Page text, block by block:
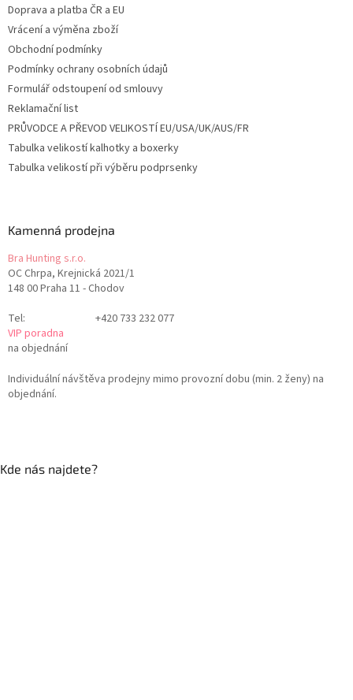
Doprava a platba ČR a EU
Vrácení a výměna zboží
Obchodní podmínky
Podmínky ochrany osobních údajů
Formulář odstoupení od smlouvy
Reklamační list
PRŮVODCE A PŘEVOD VELIKOSTÍ EU/USA/UK/AUS/FR
Tabulka velikostí kalhotky a boxerky
Tabulka velikostí při výběru podprsenky
Kamenná prodejna
Bra Hunting s.r.o.
OC Chrpa, Krejnická 2021/1
148 00 Praha 11 - Chodov
Tel:
+420 733 232 077
VIP poradna
na objednání
Individuální návštěva prodejny mimo provozní dobu (min. 2 ženy) na
objednání.
Kde nás najdete?